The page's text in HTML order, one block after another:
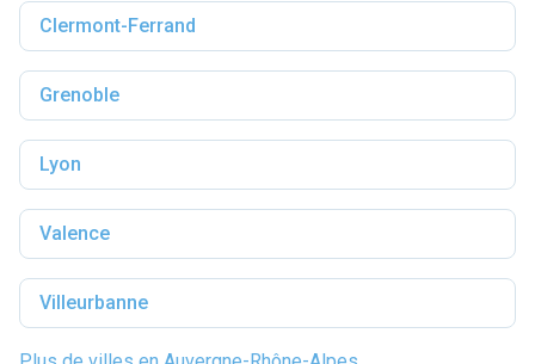
Clermont-Ferrand
Grenoble
Lyon
Valence
Villeurbanne